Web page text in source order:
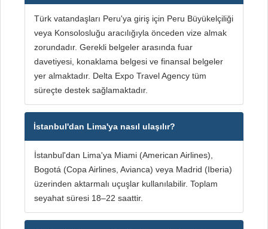
Türk vatandaşları Peru'ya giriş için Peru Büyükelçiliği
veya Konsolosluğu aracılığıyla önceden vize almak
zorundadır. Gerekli belgeler arasında fuar
davetiyesi, konaklama belgesi ve finansal belgeler
yer almaktadır. Delta Expo Travel Agency tüm
süreçte destek sağlamaktadır.
İstanbul'dan Lima'ya nasıl ulaşılır?
İstanbul'dan Lima'ya Miami (American Airlines),
Bogotá (Copa Airlines, Avianca) veya Madrid (Iberia)
üzerinden aktarmalı uçuşlar kullanılabilir. Toplam
seyahat süresi 18–22 saattir.